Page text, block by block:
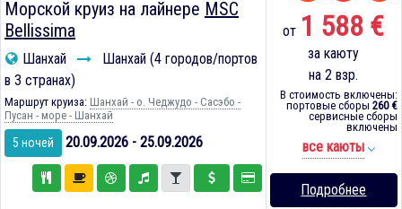
Морской круиз на лайнере MSC
Bellissima
Шанхай
Шанхай (4 городов/портов
в 3 странах)
Маршрут круиза: Шанхай - о. Чеджудо - Сасэбо -
Пусан - море - Шанхай
5 ночей 20.09.2026 - 25.09.2026
от 1 588 €
за каюту
на 2 взр.
В стоимость включены:
портовые сборы 260 €
сервисные сборы
включены
все каюты
Подробнее